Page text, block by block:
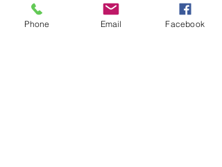
Phone Email Facebook